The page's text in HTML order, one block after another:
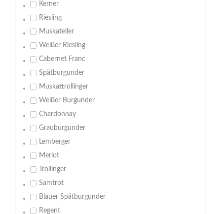
Kerner
Riesling
Muskateller
Weißer Riesling
Cabernet Franc
Spätburgunder
Muskattrollinger
Weißer Burgunder
Chardonnay
Grauburgunder
Lemberger
Merlot
Trollinger
Samtrot
Blauer Spätburgunder
Regent